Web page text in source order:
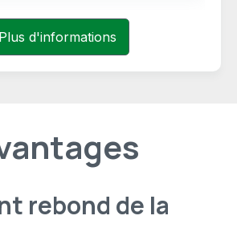
Plus d'informations
rebond de la